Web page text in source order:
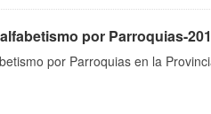
por Parroquias-
por Parroquias en la